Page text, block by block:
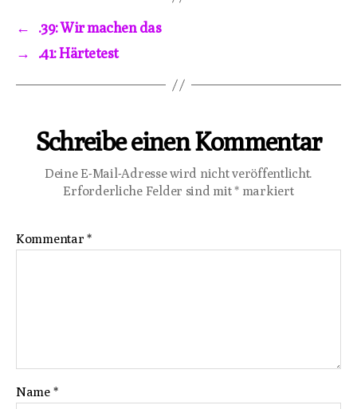
←
.39: Wir machen das
→
.41: Härtetest
Schreibe einen Kommentar
Deine E-Mail-Adresse wird nicht veröffentlicht.
Erforderliche Felder sind mit* markiert
Kommentar*
Name *